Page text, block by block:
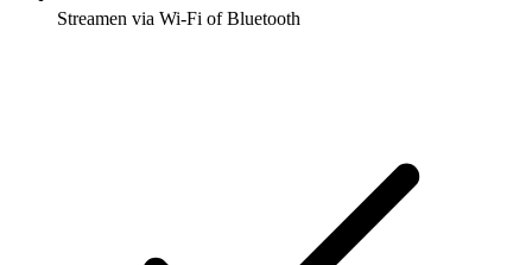
Streamen via Wi-Fi of Bluetooth